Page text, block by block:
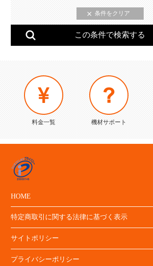
料金一覧 機材サポート
HOME
特定商取引に関する法律に基づく表示
サイトポリシー
プライバシーポリシー